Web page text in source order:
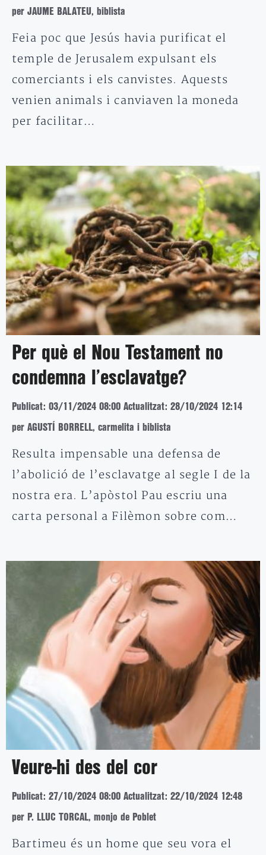
per JAUME BALATEU, biblista
Feia poc que Jesús havia purificat el
temple de Jerusalem expulsant els
comerciants i els canvistes. Aquests
venien animals i canviaven la moneda
per facilitar…
Per què el Nou Testament no
condemna l’esclavatge?
Publicat: 03/11/2024 08:00 Actualitzat: 28/10/2024 12:14
per AGUSTÍ BORRELL, carmelita i biblista
Resulta impensable una defensa de
l’abolició de l’esclavatge al segle I de la
nostra era. L’apòstol Pau escriu una
carta personal a Filèmon sobre com…
Veure-hi des del cor
Publicat: 27/10/2024 08:00 Actualitzat: 22/10/2024 12:48
per P. LLUC TORCAL, monjo de Poblet
Bartimeu és un home que seu vora el